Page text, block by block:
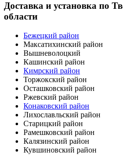
Доставка и установка по
области
Бежецкий район
Максатихинский район
Вышневолоцкий
Кашинский район
Кимрский район
Торжокский район
Осташковский район
Ржевский район
Конаковский район
Лихославльский район
Старицкий район
Рамешковский район
Калязинский район
Кувшиновский район